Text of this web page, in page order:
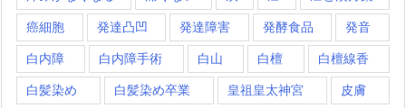
癌細胞 発達凸凹 発達障害 発酵食品 発音
白内障 白内障手術 白山 白檀 白檀線香
白髪染め 白髪染め卒業 皇祖皇太神宮 皮膚